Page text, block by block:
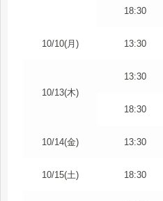
18:30
10/10(月) 13:30
10/13(木)
13:30
18:30
10/14(金) 13:30
10/15(土) 18:30